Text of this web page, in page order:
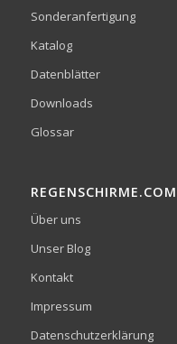
Sonderanfertigung
Katalog
Datenblätter
Downloads
Glossar
REGENSCHIRME.COM
Über uns
Unser Blog
Kontakt
Impressum
Datenschutzerklärung